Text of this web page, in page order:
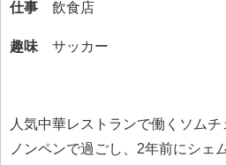
仕事 飲食店
趣味 サッカー
人気中華レストランで働くソム
ノンペンで過ごし、2年前にシェ